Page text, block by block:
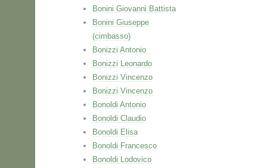
Bonini Giovanni Battista
Bonini Giuseppe
(cimbasso)
Bonizzi Antonio
Bonizzi Leonardo
Bonizzi Vincenzo
Bonizzi Vincenzo
Bonoldi Antonio
Bonoldi Claudio
Bonoldi Elisa
Bonoldi Francesco
Bonoldi Lodovico